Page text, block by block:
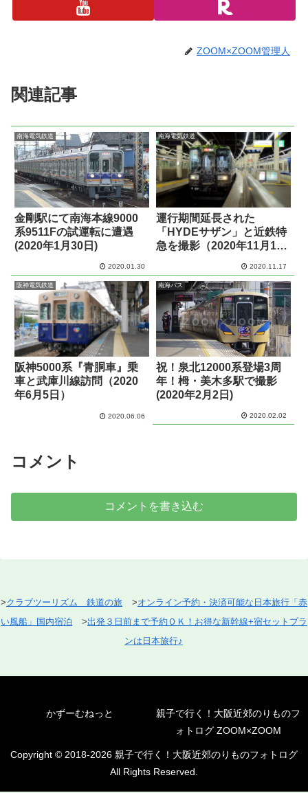
ZOOM×ZOOM管理人
関連記事
南海電気鉄道
金剛駅にて南海本線9000
系9511Fの試運転に遭遇
(2020年1月30日)
2020.01.30
南海電気鉄道
運行期間延長された
「HYDEサザン」と近鉄特
急を撮影（2020年11月16
2020.11.17
阪神電気鉄道
阪神5000系『青胴車』乗
車と武庫川線訪問（2020
年6月5日）
2020.06.06
南海バス
祝！泉北12000系登場3周
年！栂・美木多駅で撮影
(2020年2月2日)
2020.02.02
コメント
コメントを書き込む
>クラブツーリズム 鉄道の旅 >オンライン予約・決済可能な日本旅行「赤
い風船」国内宿泊
>出発３日前まで予約ＯＫ！お得な新幹線+宿セットプラ
ンは日本旅行♪
かずーむねっと
親子で行く！大阪近郊のりものフ
ォトログ ZOOM×ZOOM
Copyright © 2018-2026 親子で行く！大阪近郊のりものフォトログ
All Rights Reserved.